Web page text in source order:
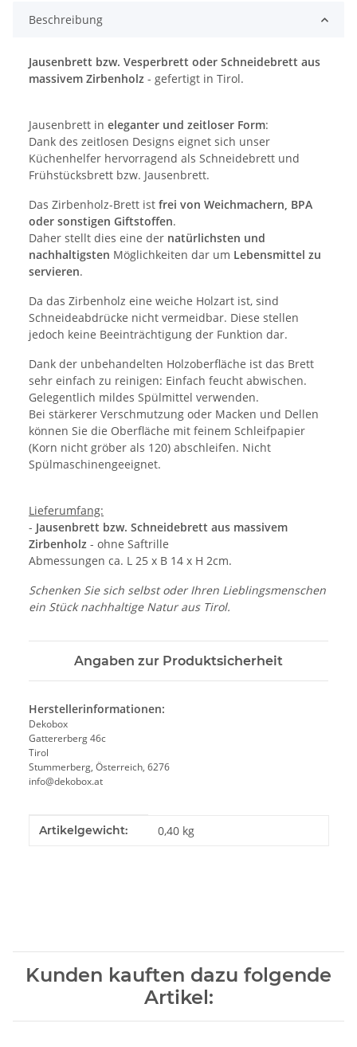
Beschreibung
Jausenbrett bzw. Vesperbrett oder Schneidebrett aus
massivem Zirbenholz - gefertigt in Tirol.
Jausenbrett in eleganter und zeitloser Form:
Dank des zeitlosen Designs eignet sich unser
Küchenhelfer hervorragend als Schneidebrett und
Frühstücksbrett bzw. Jausenbrett.
Das Zirbenholz-Brett ist frei von Weichmachern, BPA
oder sonstigen Giftstoffen.
Daher stellt dies eine der natürlichsten und
nachhaltigsten Möglichkeiten dar um Lebensmittel zu
servieren.
Da das Zirbenholz eine weiche Holzart ist, sind
Schneideabdrücke nicht vermeidbar. Diese stellen
jedoch keine Beeinträchtigung der Funktion dar.
Dank der unbehandelten Holzoberfläche ist das Brett
sehr einfach zu reinigen: Einfach feucht abwischen.
Gelegentlich mildes Spülmittel verwenden.
Bei stärkerer Verschmutzung oder Macken und Dellen
können Sie die Oberfläche mit feinem Schleifpapier
(Korn nicht gröber als 120) abschleifen. Nicht
Spülmaschinengeeignet.
Lieferumfang:
- Jausenbrett bzw. Schneidebrett aus massivem
Zirbenholz - ohne Saftrille
Abmessungen ca. L 25 x B 14 x H 2cm.
Schenken Sie sich selbst oder Ihren Lieblingsmenschen
ein Stück nachhaltige Natur aus Tirol.
Angaben zur Produktsicherheit
Herstellerinformationen:
Dekobox
Gattererberg 46c
Tirol
Stummerberg, Österreich, 6276
info@dekobox.at
Produkteigenschaft
Wert
Artikelgewicht: 0,40 kg
Kunden kauften dazu folgende
Artikel: